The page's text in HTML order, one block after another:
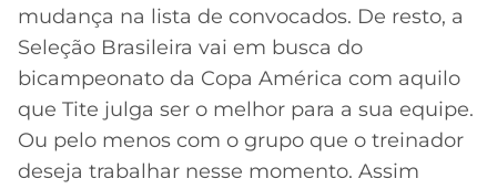
mudança na lista de convocados. De resto, a
Seleção Brasileira vai em busca do
bicampeonato da Copa América com aquilo
que Tite julga ser o melhor para a sua equipe.
Ou pelo menos com o grupo que o treinador
deseja trabalhar nesse momento. Assim